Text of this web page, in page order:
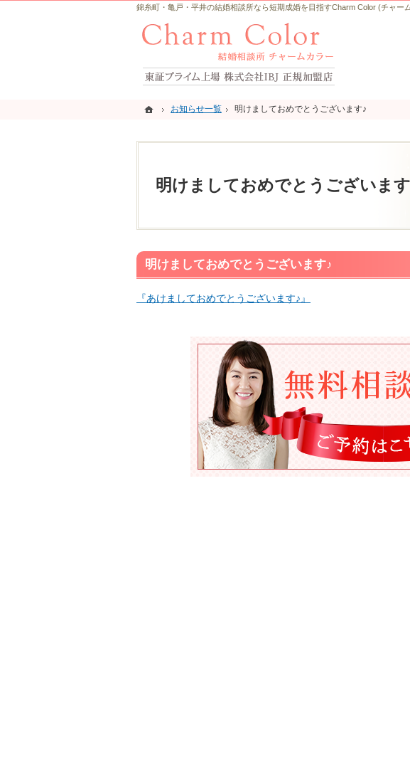
ホーム
お知らせ一覧 明けましておめでとうございます♪
明けましておめでとうございま
錦糸町・亀戸・平井の結婚相談所なら短期成婚を目指すCharm Color (チャー
明けましておめでとうございます♪
『あけましておめでとうございます♪』
ホーム
お知らせ一覧 明けましておめでとうございます♪